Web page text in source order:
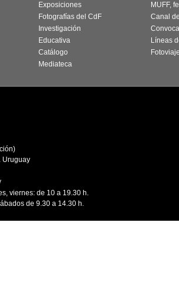
Exposiciones
Fotografías del CdF
Investigación
Educativa
Catálogo
Mediateca
MUFF,
Canal
Líneas
Uruguay
viernes: de 10 a 19.30 h.
de 9.30 a 14.30 h.